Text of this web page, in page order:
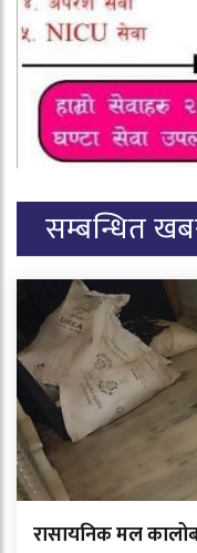
सम्बन्धित
रासायनिक मल